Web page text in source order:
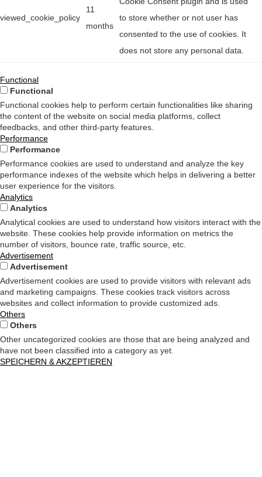
viewed_cookie_policy
11
months
to store whether or not user has
consented to the use of cookies. It
does not store any personal data.
Functional
Functional
Functional cookies help to perform certain functionalities like sharing
the content of the website on social media platforms, collect
feedbacks, and other third-party features.
Performance
Performance
Performance cookies are used to understand and analyze the key
performance indexes of the website which helps in delivering a better
user experience for the visitors.
Analytics
Analytics
Analytical cookies are used to understand how visitors interact with the
website. These cookies help provide information on metrics the
number of visitors, bounce rate, traffic source, etc.
Advertisement
Advertisement
Advertisement cookies are used to provide visitors with relevant ads
and marketing campaigns. These cookies track visitors across
websites and collect information to provide customized ads.
Others
Others
Other uncategorized cookies are those that are being analyzed and
have not been classified into a category as yet.
SPEICHERN & AKZEPTIEREN